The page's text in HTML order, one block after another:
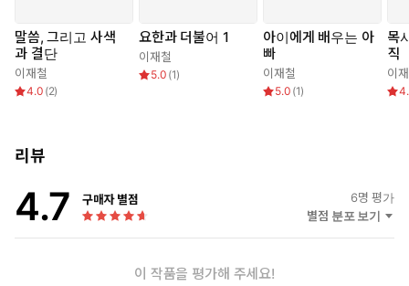
말씀, 그리고 사색
과 결단
이재철
4.0 (2)
요한과 더불어 1
이재철
5.0 (1)
아이에게 배우는 아
빠
이재철
5.0 (1)
목
직
이
리뷰
4.7 구매자 별점 6명 평가
별점 분포 보기
이 작품을 평가해 주세요!